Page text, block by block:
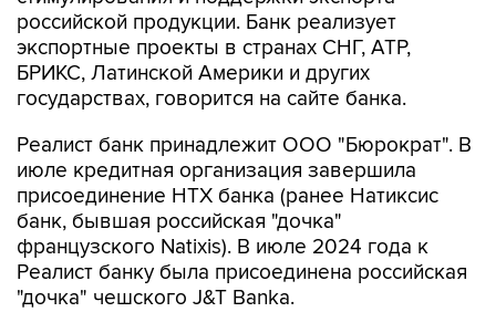
российской продукции. Банк реализует
экспортные проекты в странах СНГ, АТР,
БРИКС, Латинской Америки и других
государствах, говорится на сайте банка.
Реалист банк принадлежит ООО "Бюрократ". В
июле кредитная организация завершила
присоединение НТХ банка (ранее Натиксис
банк, бывшая российская "дочка"
французского Natixis). В июле 2024 года к
Реалист банку была присоединена российская
"дочка" чешского J&T Banka.